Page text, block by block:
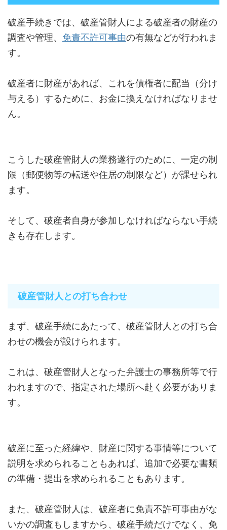
破産手続きでは、破産管財人による破産者の財産の
調査や管理、 免責不許可事由の有無などが行われま
す。
破産者に財産があれば、これを債権者に配当（分け
与える）するために、お金に換えなければなりませ
ん。
こうした破産管財人の業務遂行のために、一定の制
限（郵便物等の転送や住居の制限など）が課せられ
ます。
そして、破産者自身が参加しなければならない手続
きも存在します。
破産管財人との打ち合わせ
まず、破産手続にあたって、破産管財人との打ち合
わせの機会が設けられます。
これは、破産管財人となった弁護士の事務所等で行
われますので、指定された場所へ赴く必要がありま
す。
破産に至った経緯や、財産に関する事情等について
説明を求められることもあれば、追加で必要な書類
の準備・提出を求められることもあります。
また、破産管財人は、破産者に免責不許可事由がな
いかの調査もしますから、破産手続だけでなく、免